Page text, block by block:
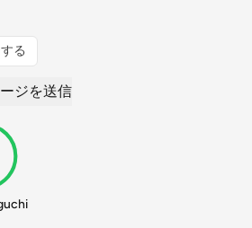
る
ジを送信